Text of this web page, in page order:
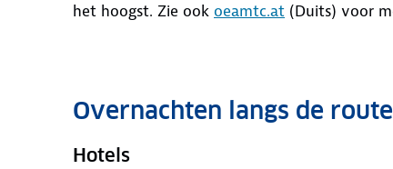
het hoogst. Zie ook oeamtc.at (Duits) voor
Overnachten langs de route
Hotels